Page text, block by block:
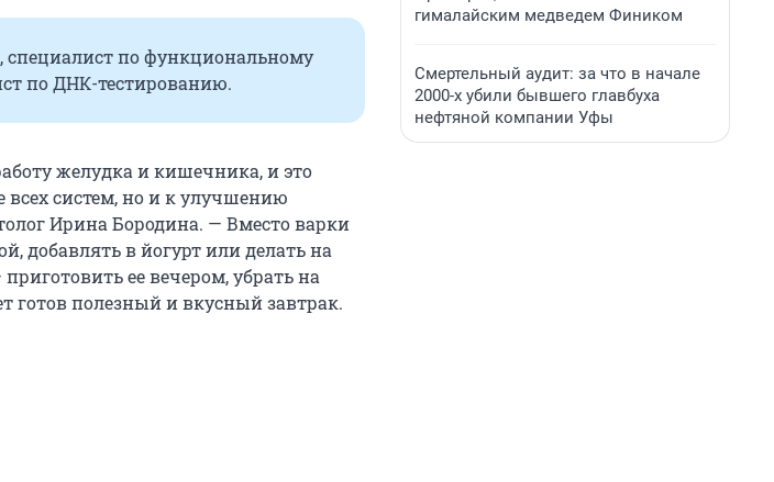
по функциональному
по ДНК-тестированию.
желудка и кишечника, и это
всех систем, но и к улучшению
Ирина Бородина. — Вместо варки
добавлять в йогурт или делать на
ее вечером, убрать на
готов полезный и вкусный завтрак.
гималайским медведем Фиником
Смертельный аудит: за что в начале
2000-х убили бывшего главбуха
нефтяной компании Уфы